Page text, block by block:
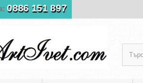
0886 151 897